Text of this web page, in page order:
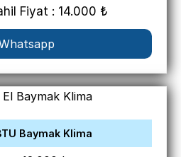
Fiyat : 14.000 ₺
Baymak Klima